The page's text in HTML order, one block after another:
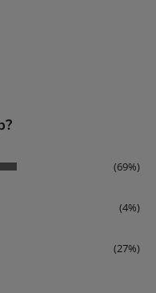
(69%)
(4%)
(27%)